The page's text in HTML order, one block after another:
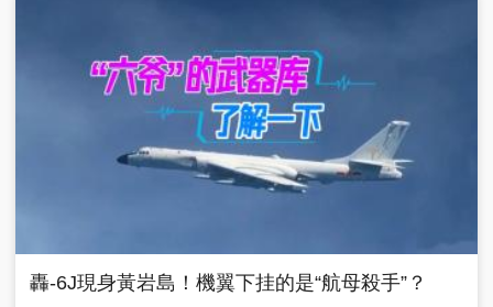
轟-6J現身黃岩島！機翼下挂的是“航母殺手”？